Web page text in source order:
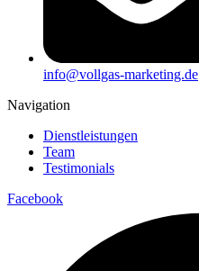
info@vollgas-marketing.de
Navigation
Dienstleistungen
Team
Testimonials
Facebook